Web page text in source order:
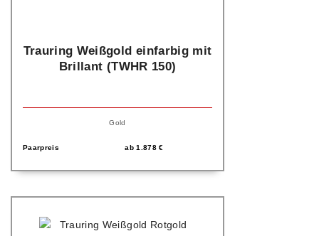
Trauring Weißgold einfarbig mit
Brillant (TWHR 150)
Gold
Paarpreis ab1.878€